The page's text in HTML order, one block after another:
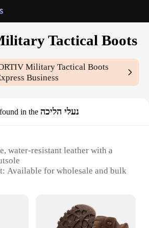
Tactical Boots
Military Tactical Boots
Business
in the נעלי הליכה
water-resistant leather with a
Available for wholesale and bulk
Featuring a sleek, modern
side zipper for easy on/off